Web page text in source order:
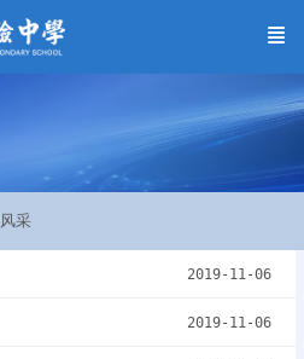
采
2019-11-06
2019-11-06